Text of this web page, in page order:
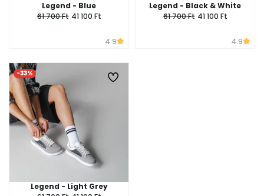
Legend - Blue
61 700 Ft 41 100 Ft
4.9
Legend - Black & White
61 700 Ft 41 100 Ft
4.9
-33%
Legend - Light Grey